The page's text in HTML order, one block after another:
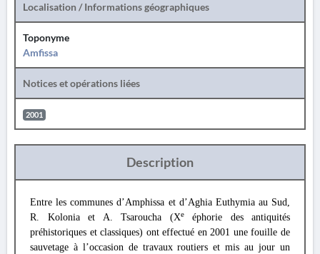
Localisation / Informations géographiques
Toponyme
Amfissa
Notices et opérations liées
2001
Description
Entre les communes d’Amphissa et d’Aghia Euthymia au Sud,
R. Kolonia et A. Tsaroucha (Xeéphorie des antiquités
préhistoriques et classiques) ont effectué en 2001 une fouille de
sauvetage à l’occasion de travaux routiers et mis au jour un